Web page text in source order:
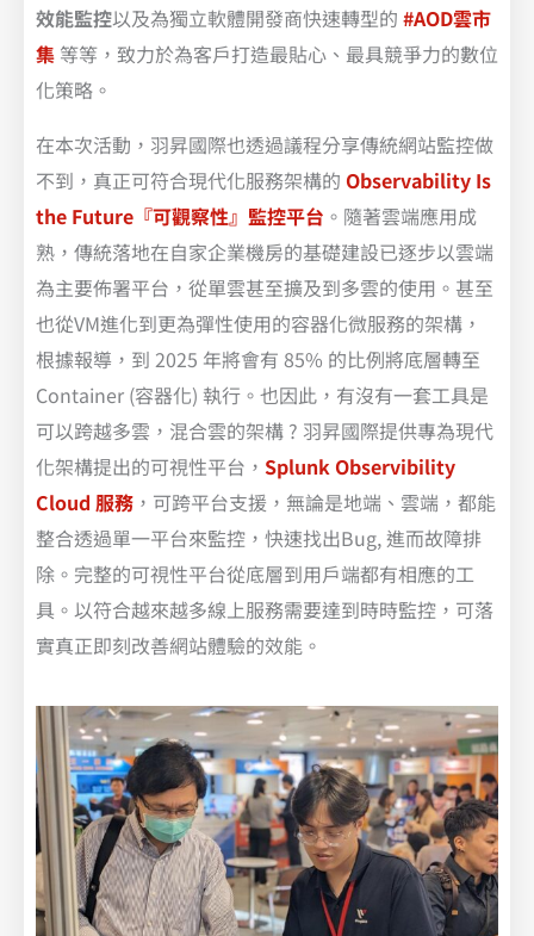
效能監控以及為獨立軟體開發商快速轉型的 #AOD雲市
集 等等，致力於為客戶打造最貼心、最具競爭力的數位
化策略。
在本次活動，羽昇國際也透過議程分享傳統網站監控做
不到，真正可符合現代化服務架構的 Observability Is
the Future『可觀察性』監控平台 。隨著雲端應用成
熟，傳統落地在自家企業機房的基礎建設已逐步以雲端
為主要佈署平台，從單雲甚至擴及到多雲的使用。甚至
也從VM進化到更為彈性使用的容器化微服務的架構，
根據報導，到 2025 年將會有 85% 的比例將底層轉至
Container (容器化) 執行。也因此，有沒有一套工具是
可以跨越多雲，混合雲的架構 ? 羽昇國際提供專為現代
化架構提出的可視性平台， Splunk Observibility
Cloud 服務 ，可跨平台支援，無論是地端、雲端，都能
整合透過單一平台來監控，快速找出Bug, 進而故障排
除。完整的可視性平台從底層到用戶端都有相應的工
具。以符合越來越多線上服務需要達到時時監控，可落
實真正即刻改善網站體驗的效能。